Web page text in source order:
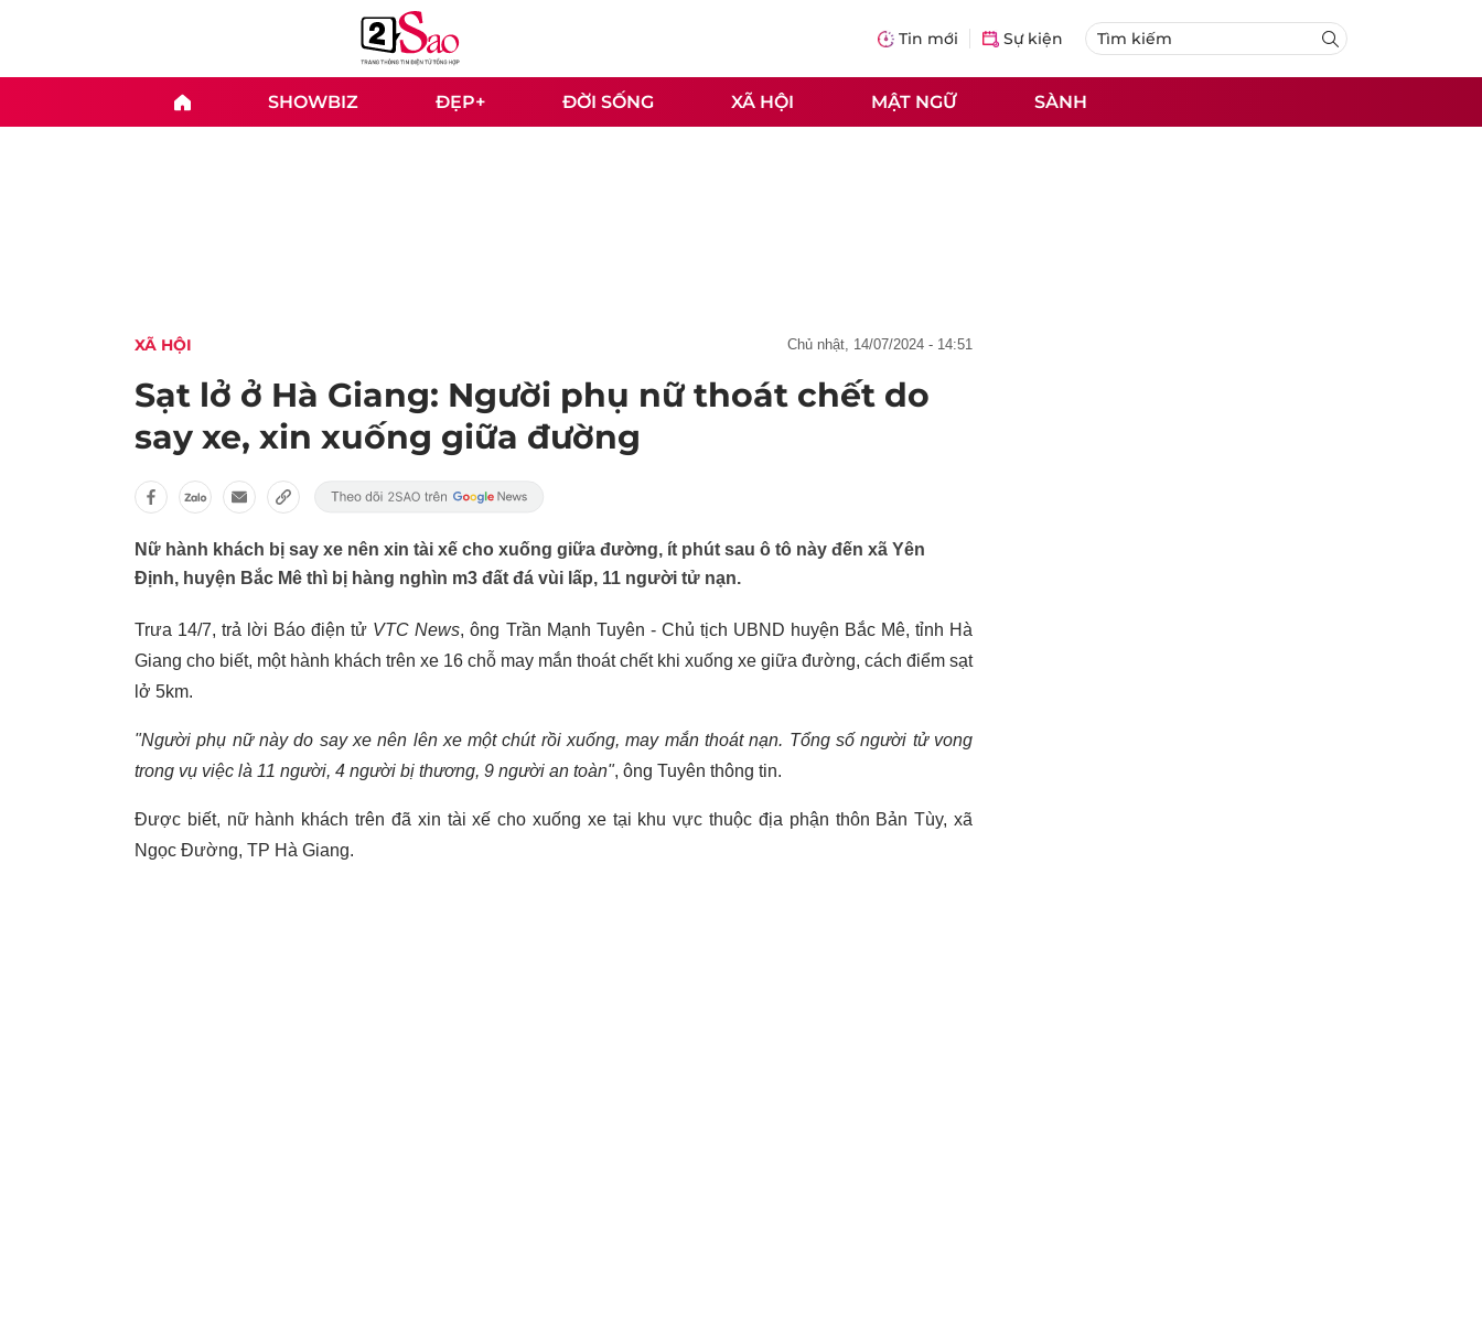
Tin mới Sự kiện
SHOWBIZ ĐẸP+ ĐỜI SỐNG XÃ HỘI MẬT NGỮ SÀNH
XÃ HỘI chủ nhật, 14/07/2024 - 14:51
Sạt lở ở Hà Giang: Người phụ nữ thoát chết do
say xe, xin xuống giữa đường
Nữ hành khách bị say xe nên xin tài xế cho xuống giữa đường, ít phút sau ô tô này đến xã Yên
Định, huyện Bắc Mê thì bị hàng nghìn m3 đất đá vùi lấp, 11 người tử nạn.
Trưa 14/7, trả lời Báo điện tử VTC News, ông Trần Mạnh Tuyên - Chủ tịch UBND huyện Bắc Mê, tỉnh Hà
Giang cho biết, một hành khách trên xe 16 chỗ may mắn thoát chết khi xuống xe giữa đường, cách điểm sạt
lở 5km.
"Người phụ nữ này do say xe nên lên xe một chút rồi xuống, may mắn thoát nạn. Tổng số người tử vong
trong vụ việc là 11 người, 4 người bị thương, 9 người an toàn", ông Tuyên thông tin.
Được biết, nữ hành khách trên đã xin tài xế cho xuống xe tại khu vực thuộc địa phận thôn Bản Tùy, xã
Ngọc Đường, TP Hà Giang.